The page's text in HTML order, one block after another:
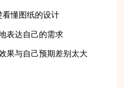
看懂图纸的设计
表达自己的需求
果与自己预期差别太大